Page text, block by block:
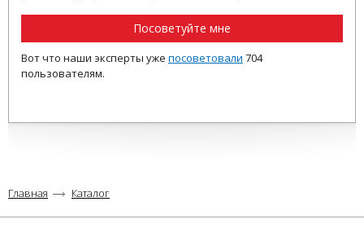
Посоветуйте мне
Вот что наши эксперты уже посоветовали 704
пользователям.
Главная Каталог